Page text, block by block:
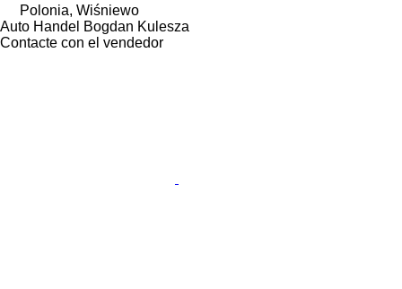
Polonia, Wiśniewo
Auto Handel Bogdan Kulesza
Contacte con el vendedor